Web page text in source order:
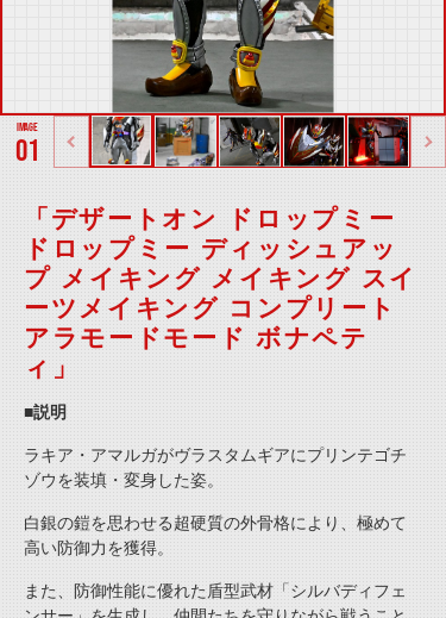
01
「デザートオン ドロップミー
ドロップミー ディッシュアッ
プ メイキング メイキング スイ
ーツメイキング コンプリート
アラモードモード ボナペテ
ィ」
■説明
ラキア・アマルガがヴラスタムギアにプリンテゴチ
ゾウを装填・変身した姿。
白銀の鎧を思わせる超硬質の外骨格により、極めて
高い防御力を獲得。
また、防御性能に優れた盾型武材「シルバディフェ